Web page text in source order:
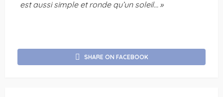
est aussi simple et ronde qu’un soleil… »
SHARE ON FACEBOOK